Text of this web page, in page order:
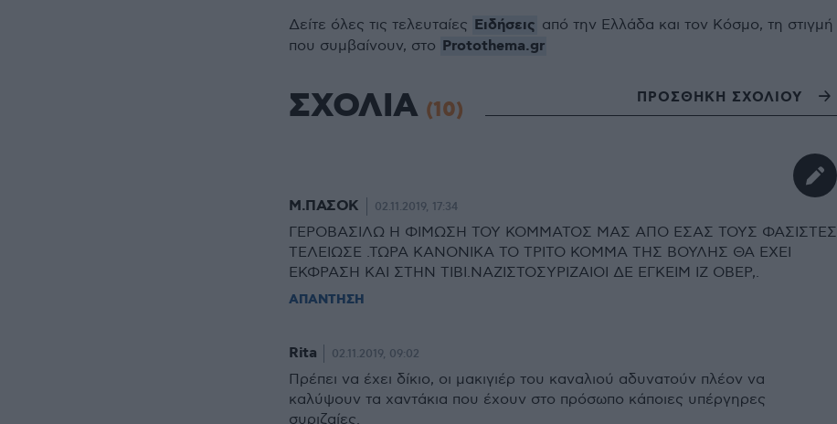
Δείτε όλες τις τελευταίες Ειδήσεις από την Ελλάδα και τον Κόσμο, τη στιγμή
που συμβαίνουν, στο Protothema.gr
ΣΧΟΛΙΑ (10) ΠΡΟΣΘΗΚΗ ΣΧΟΛΙΟΥ
Μ.ΠΑΣΟΚ 02.11.2019, 17:34
ΓΕΡΟΒΑΣΙΛΩ Η ΦΙΜΩΣΗ ΤΟΥ ΚΟΜΜΑΤΟΣ ΜΑΣ ΑΠΟ ΕΣΑΣ ΤΟΥΣ ΦΑΣΙΣΤΕΣ
ΤΕΛΕΙΩΣΕ .ΤΩΡΑ ΚΑΝΟΝΙΚΑ ΤΟ ΤΡΙΤΟ ΚΟΜΜΑ ΤΗΣ ΒΟΥΛΗΣ ΘΑ ΕΧΕΙ
ΕΚΦΡΑΣΗ ΚΑΙ ΣΤΗΝ ΤΙΒΙ.ΝΑΖΙΣΤΟΣΥΡΙΖΑΙΟΙ ΔΕ ΕΓΚΕΙΜ ΙΖ ΟΒΕΡ,.
ΑΠΑΝΤΗΣΗ
Rita 02.11.2019, 09:02
Πρέπει να έχει δίκιο, οι μακιγιέρ του καναλιού αδυνατούν πλέον να
καλύψουν τα χαντάκια που έχουν στο πρόσωπο κάποιες υπέργηρες
συριζαίες.